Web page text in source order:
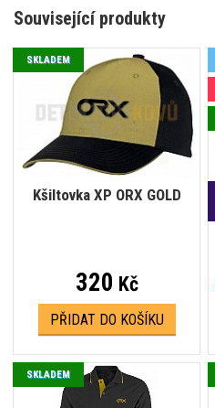
Související produkty
Kšiltovka XP ORX GOLD
SKLADEM
320 Kč
PŘIDAT DO KOŠÍKU
SKLADEM